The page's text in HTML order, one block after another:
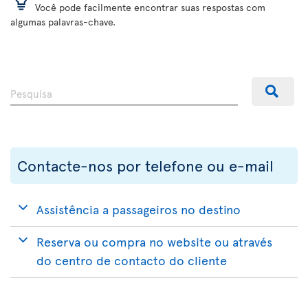
Você pode facilmente encontrar suas respostas com
algumas palavras-chave.
Contacte-nos por telefone ou e-mail
Assistência a passageiros no destino
Reserva ou compra no website ou através
do centro de contacto do cliente